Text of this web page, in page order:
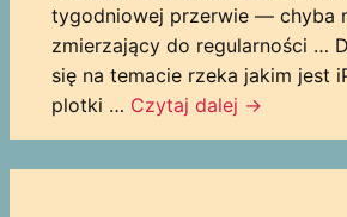
tygodniowej przerwie — chyba
zmierzający do regularności …
się na temacie rzeka jakim jest
plotki … Czytaj dalej →